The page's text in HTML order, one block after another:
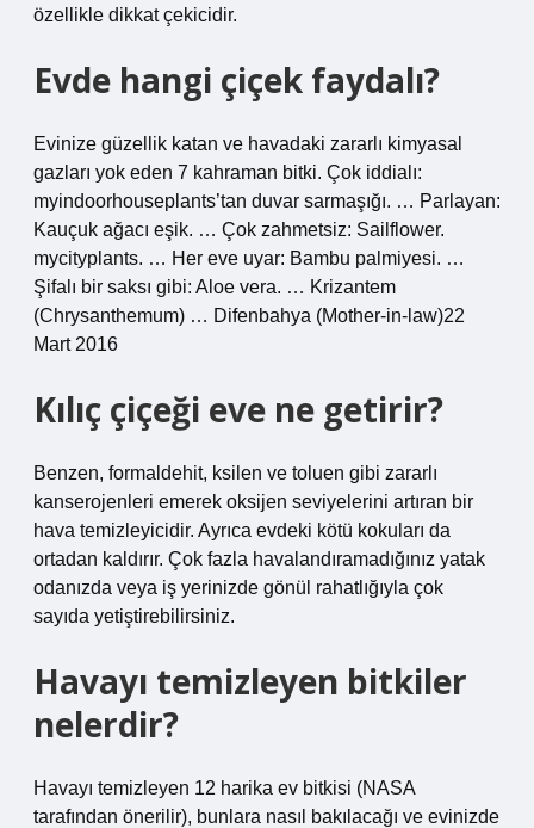
özellikle dikkat çekicidir.
Evde hangi çiçek faydalı?
Evinize güzellik katan ve havadaki zararlı kimyasal
gazları yok eden 7 kahraman bitki. Çok iddialı:
myindoorhouseplants’tan duvar sarmaşığı. … Parlayan:
Kauçuk ağacı eşik. … Çok zahmetsiz: Sailflower.
mycityplants. … Her eve uyar: Bambu palmiyesi. …
Şifalı bir saksı gibi: Aloe vera. … Krizantem
(Chrysanthemum) … Difenbahya (Mother-in-law)22
Mart 2016
Kılıç çiçeği eve ne getirir?
Benzen, formaldehit, ksilen ve toluen gibi zararlı
kanserojenleri emerek oksijen seviyelerini artıran bir
hava temizleyicidir. Ayrıca evdeki kötü kokuları da
ortadan kaldırır. Çok fazla havalandıramadığınız yatak
odanızda veya iş yerinizde gönül rahatlığıyla çok
sayıda yetiştirebilirsiniz.
Havayı temizleyen bitkiler
nelerdir?
Havayı temizleyen 12 harika ev bitkisi (NASA
tarafından önerilir), bunlara nasıl bakılacağı ve evinizde